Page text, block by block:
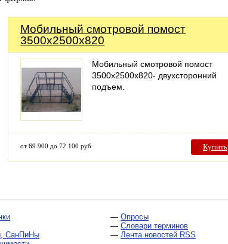
Мобильный смотровой помост
3500х2500х820
Мобильный смотровой помост
3500х2500х820- двухсторонний
подъем.
от 69 900 до 72 100 руб Купить
СанПиНы
— Опросы
— Словари терминов
— Лента новостей RSS